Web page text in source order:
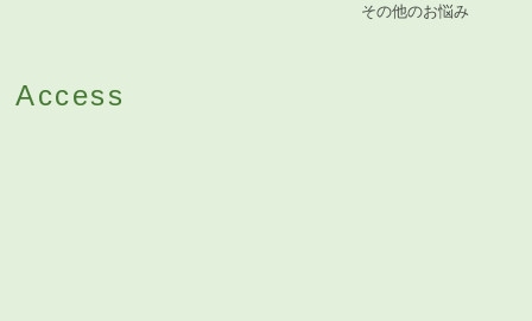
その他のお悩み
Access